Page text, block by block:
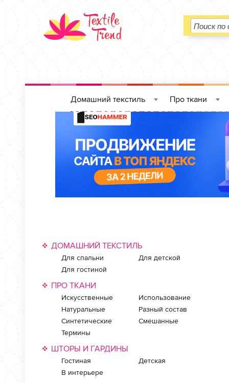
Домашний текстиль Про ткани
ДОМАШНИЙ ТЕКСТИЛЬ
Для спальни
Для детской
Для гостиной
ПРО ТКАНИ
Искусственные
Использование
Натуральные
Разный состав
Синтетические
Смешанные
Термины
ШТОРЫ И ГАРДИНЫ
Гостиная
Детская
В интерьере